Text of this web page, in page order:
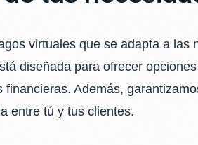
virtuales que se adapta a las
diseñada para ofrecer
financieras. Además,
entre tú y tus clientes.